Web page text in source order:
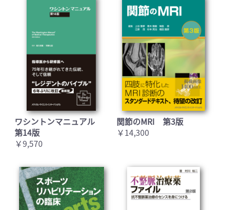
ワシントンマニュアル
第14版
￥9,570
関節のMRI 第3版
￥14,300